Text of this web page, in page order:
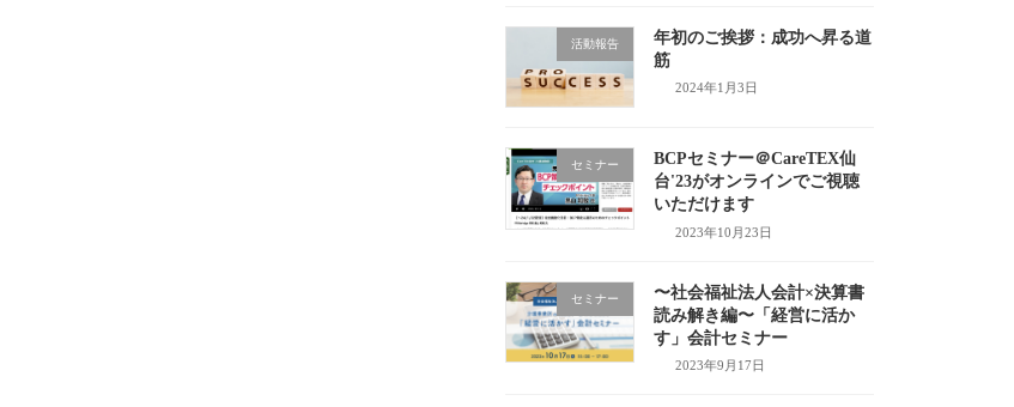
活動報告
年初のご挨拶：成功へ昇る道
筋
2024年1月3日
セミナー
BCPセミナー＠CareTEX仙
台'23がオンラインでご視聴
いただけます
2023年10月23日
セミナー
〜社会福祉法人会計×決算書
読み解き編〜「経営に活か
す」会計セミナー
2023年9月17日